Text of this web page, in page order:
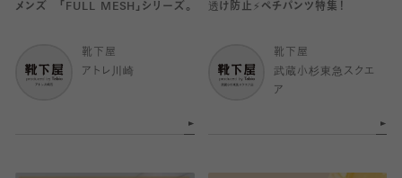
メンズ 「FULL MESH」シリーズ。
靴下屋
アトレ川崎
透け防止⚡️ペチパンツ特集！
靴下屋
武蔵小杉東急スクエ
ア